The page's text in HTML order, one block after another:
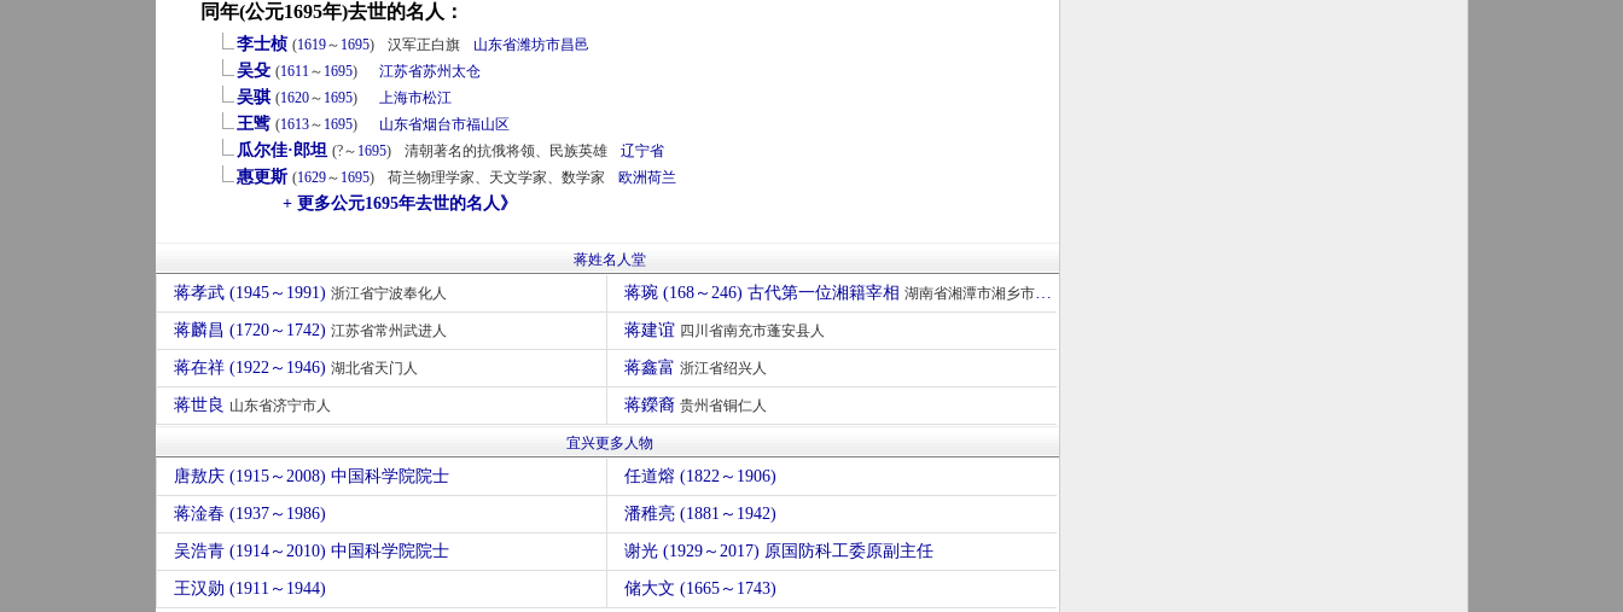
同年(公元1695年)去世的名人：
李士桢 (1619～ 1695) 汉军正白旗 山东省潍坊市昌邑
吴殳 (1611～ 1695) 江苏省苏州太仓
吴骐 (1620～ 1695) 上海市松江
王骘 (1613～ 1695) 山东省烟台市福山区
瓜尔佳·郎坦 (?～ 1695) 清朝著名的抗俄将领、民族英雄 辽宁省
惠更斯 (1629～ 1695) 荷兰物理学家、天文学家、数学家 欧洲荷兰
+ 更多公元1695年去世的名人》
蒋姓名人堂
蒋孝武 (1945～1991) 浙江省宁波奉化人 蒋琬 (168～246) 古代第一位湘籍宰相 湖南省湘潭市湘乡市人
蒋麟昌 (1720～1742) 江苏省常州武进人 蒋建谊 四川省南充市蓬安县人
蒋在祥 (1922～1946) 湖北省天门人 蒋鑫富 浙江省绍兴人
蒋世良 山东省济宁市人 蒋鑅裔 贵州省铜仁人
宜兴更多人物
唐敖庆 (1915～2008) 中国科学院院士 任道熔 (1822～1906)
蒋淦春 (1937～1986) 潘稚亮 (1881～1942)
吴浩青 (1914～2010) 中国科学院院士 谢光 (1929～2017) 原国防科工委原副主任
王汉勋 (1911～1944) 储大文 (1665～1743)